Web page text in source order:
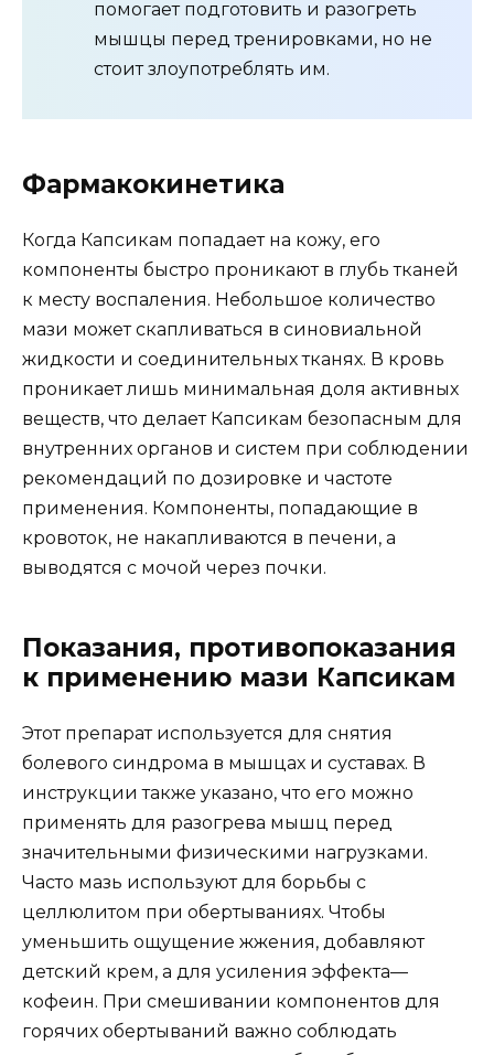
помогает подготовить и разогреть
мышцы перед тренировками, но не
стоит злоупотреблять им.
Фармакокинетика
Когда Капсикам попадает на кожу, его
компоненты быстро проникают в глубь тканей
к месту воспаления. Небольшое количество
мази может скапливаться в синовиальной
жидкости и соединительных тканях. В кровь
проникает лишь минимальная доля активных
веществ, что делает Капсикам безопасным для
внутренних органов и систем при соблюдении
рекомендаций по дозировке и частоте
применения. Компоненты, попадающие в
кровоток, не накапливаются в печени, а
выводятся с мочой через почки.
Показания, противопоказания
к применению мази Капсикам
Этот препарат используется для снятия
болевого синдрома в мышцах и суставах. В
инструкции также указано, что его можно
применять для разогрева мышц перед
значительными физическими нагрузками.
Часто мазь используют для борьбы с
целлюлитом при обертываниях. Чтобы
уменьшить ощущение жжения, добавляют
детский крем, а для усиления эффекта—
кофеин. При смешивании компонентов для
горячих обертываний важно соблюдать